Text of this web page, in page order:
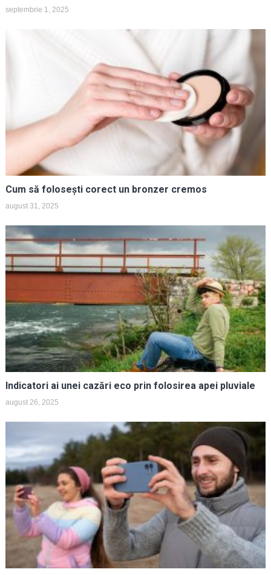
septembrie 1, 2025
Cum să folosești corect un bronzer cremos
august 31, 2025
Indicatori ai unei cazări eco prin folosirea apei pluviale
august 26, 2025